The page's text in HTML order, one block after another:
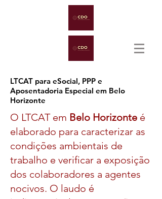
LTCAT para eSocial, PPP e
Aposentadoria Especial em Belo
Horizonte
O LTCAT em Belo Horizonte é
elaborado para caracterizar as
condições ambientais de
trabalho e verificar a exposição
dos colaboradores a agentes
nocivos. O laudo é